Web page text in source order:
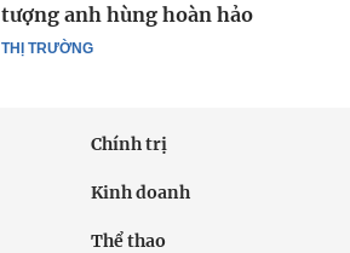
THỊ TRƯỜNG
tượng anh hùng hoàn hảo
Chính trị
Kinh doanh
Thể thao